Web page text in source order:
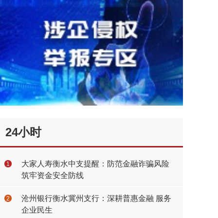
24小时
1
大家人寿衡水中支提醒：防范金融诈骗风险
筑牢资金安全防线
2
沧州银行衡水冀州支行：深耕普惠金融 服务
企业民生